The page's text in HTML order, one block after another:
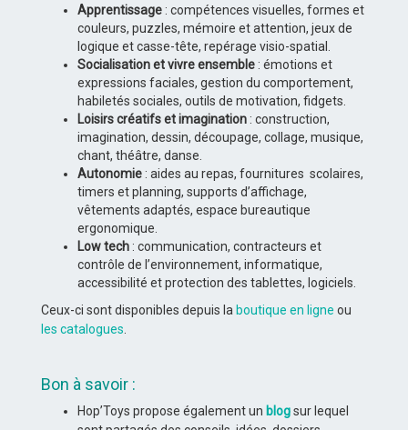
Apprentissage : compétences visuelles, formes et
couleurs, puzzles, mémoire et attention, jeux de
logique et casse-tête, repérage visio-spatial.
Socialisation et vivre ensemble : émotions et
expressions faciales, gestion du comportement,
habiletés sociales, outils de motivation, fidgets.
Loisirs créatifs et imagination : construction,
imagination, dessin, découpage, collage, musique,
chant, théâtre, danse.
Autonomie : aides au repas, fournitures scolaires,
timers et planning, supports d’affichage,
vêtements adaptés, espace bureautique
ergonomique.
Low tech : communication, contracteurs et
contrôle de l’environnement, informatique,
accessibilité et protection des tablettes, logiciels.
Ceux-ci sont disponibles depuis la boutique en ligne ou
les catalogues
Bon à savoir :
Hop’Toys propose également un blogsur lequel